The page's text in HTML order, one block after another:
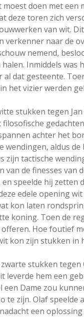
doen met een
deze toren zich
van wit.
verkenner naar de
nemend,
Inmiddels was
dat gesteente.
het vizier werden
stukken tegen
achter het
wendingen, aldus
zijn tactische
van de finesses van
speelde hij
edele opening
kon laten
koning. Toen de
Hoe foutief
kon zijn stukken
stukken
hem een
Dame zou
te zijn. Olaf
een